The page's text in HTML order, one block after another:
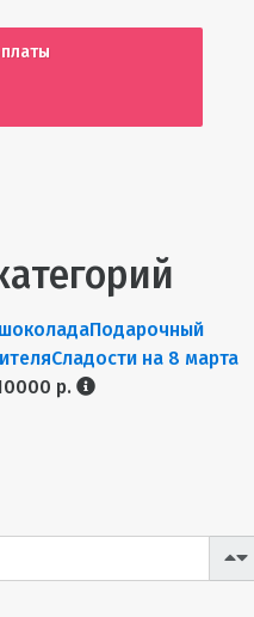
Подарочный
Сладости на 8 марта
р.